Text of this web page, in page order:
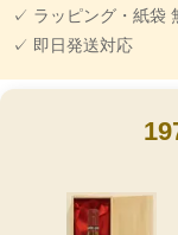
✓ ラッピング・紙袋
✓ 即日発送対応